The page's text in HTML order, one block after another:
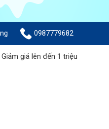
0987779682
lên đến 1 triệu đồng khi mua